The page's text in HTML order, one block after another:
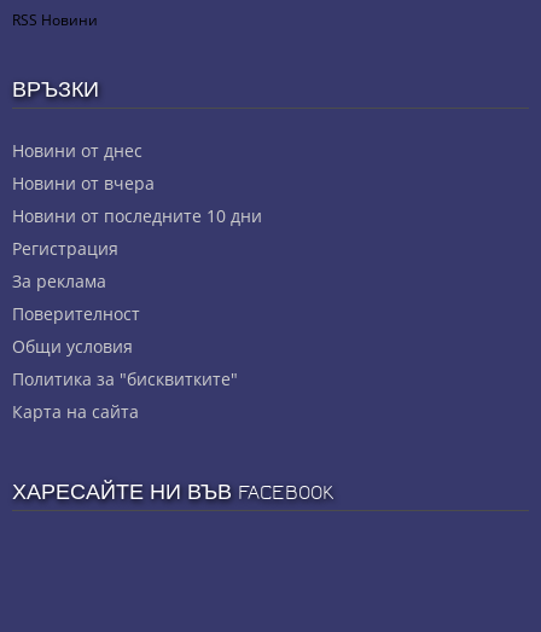
RSS Новини
ВРЪЗКИ
Новини от днес
Новини от вчера
Новини от последните 10 дни
Регистрация
За реклама
Πoвepитeлнocт
Общи условия
Политика за "бисквитките"
Карта на сайта
ХАРЕСАЙТЕ НИ ВЪВ FACEBOOK